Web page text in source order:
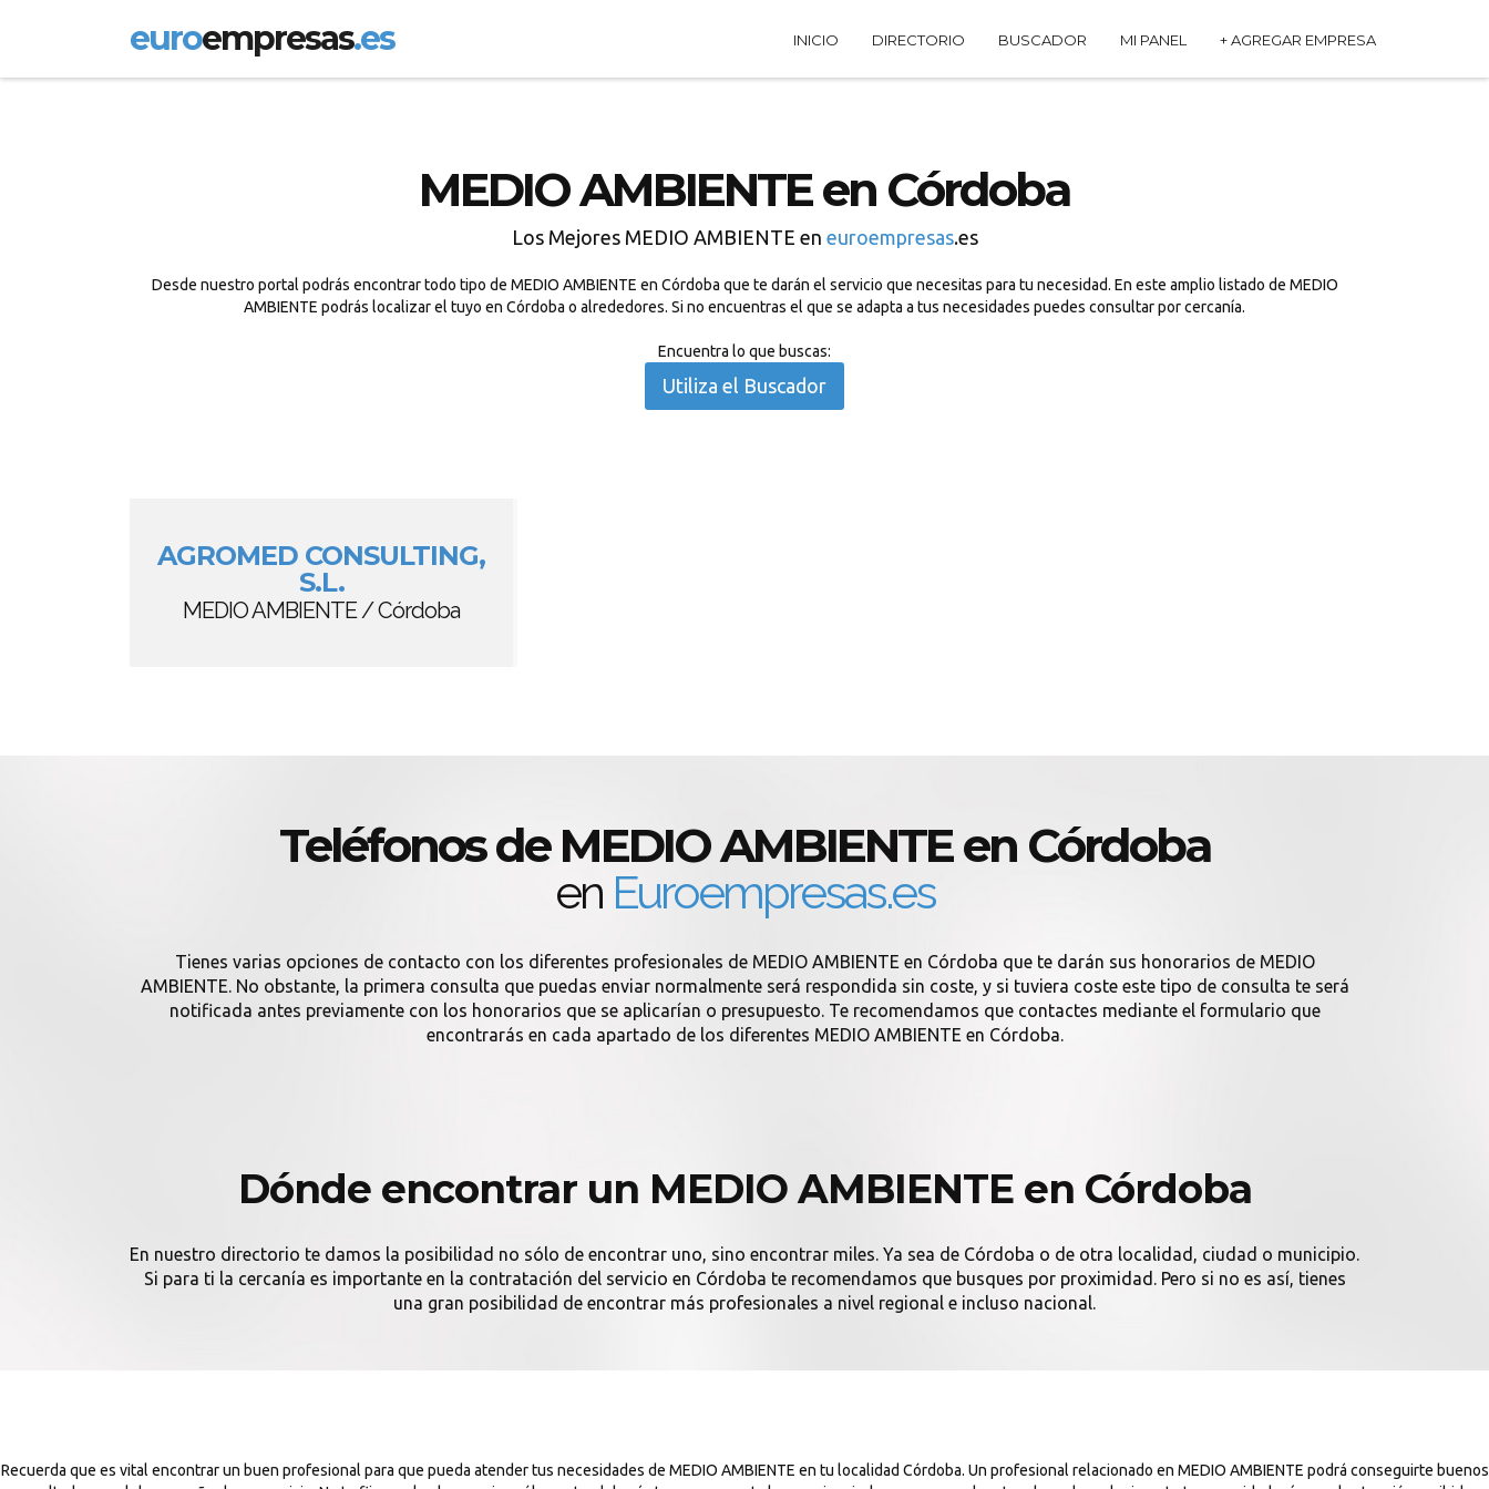
euroempresas.es INICIO DIRECTORIO BUSCADOR MI PANEL + AGREGAR EMPRESA
MEDIO AMBIENTE en Córdoba
Los Mejores MEDIO AMBIENTE en euroempresas.es
Desde nuestro portal podrás encontrar todo tipo de MEDIO AMBIENTE en Córdoba que te darán el servicio que necesitas para tu necesidad. En este amplio listado de MEDIO
AMBIENTE podrás localizar el tuyo en Córdoba o alrededores. Si no encuentras el que se adapta a tus necesidades puedes consultar por cercanía.
Encuentra lo que buscas:
Utiliza el Buscador
AGROMED CONSULTING,
S.L.
MEDIO AMBIENTE / Córdoba
Teléfonos de MEDIO AMBIENTE en Córdoba
en Euroempresas.es
Tienes varias opciones de contacto con los diferentes profesionales de MEDIO AMBIENTE en Córdoba que te darán sus honorarios de MEDIO
AMBIENTE. No obstante, la primera consulta que puedas enviar normalmente será respondida sin coste, y si tuviera coste este tipo de consulta te será
notificada antes previamente con los honorarios que se aplicarían o presupuesto. Te recomendamos que contactes mediante el formulario que
encontrarás en cada apartado de los diferentes MEDIO AMBIENTE en Córdoba.
Dónde encontrar un MEDIO AMBIENTE en Córdoba
En nuestro directorio te damos la posibilidad no sólo de encontrar uno, sino encontrar miles. Ya sea de Córdoba o de otra localidad, ciudad o municipio.
Si para ti la cercanía es importante en la contratación del servicio en Córdoba te recomendamos que busques por proximidad. Pero si no es así, tienes
una gran posibilidad de encontrar más profesionales a nivel regional e incluso nacional.
Recuerda que es vital encontrar un buen profesional para que pueda atender tus necesidades de MEDIO AMBIENTE en tu localidad Córdoba. Un profesional relacionado en MEDIO AMBIENTE podrá conseguirte buenos